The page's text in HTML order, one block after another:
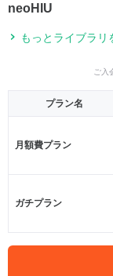
neoHIU
もっとライブラリ
ご入
プラン名
月額費プラン
ガチプラン